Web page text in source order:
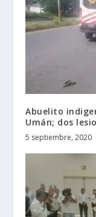
Abuelito
Umán; dos
5 septiembre, 2020